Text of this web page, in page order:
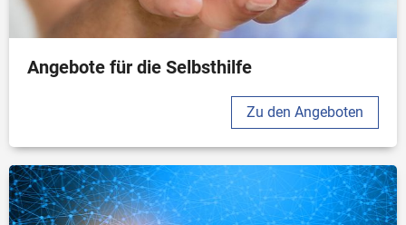
Angebote für die Selbsthilfe
Zu den Angeboten